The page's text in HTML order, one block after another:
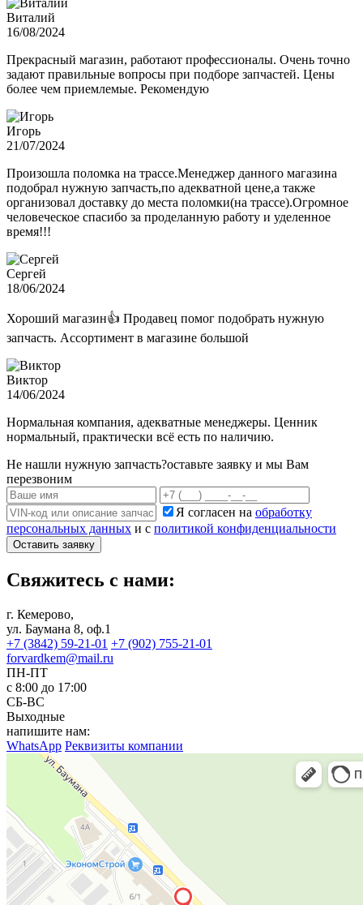
Виталий
16/08/2024
Прекрасный магазин, работают профессионалы. Очень точно
задают правильные вопросы при подборе запчастей. Цены
более чем приемлемые. Рекомендую
Игорь
21/07/2024
Произошла поломка на трассе.Менеджер данного магазина
подобрал нужную запчасть,по адекватной цене,а также
организовал доставку до места поломки(на трассе).Огромное
человеческое спасибо за проделанную работу и уделенное
время!!!
Сергей
18/06/2024
Хороший магазин👍 Продавец помог подобрать нужную
запчасть. Ассортимент в магазине большой
Виктор
14/06/2024
Нормальная компания, адекватные менеджеры. Ценник
нормальный, практически всё есть по наличию.
Не нашли нужную запчасть?оставьте заявку и мы Вам
перезвоним
Я согласен на обработку
персональных данных и с политикой конфиденциальности
Оставить заявку
Свяжитесь с нами:
г. Кемерово,
ул. Баумана 8, оф.1
+7 (3842) 59-21-01 +7 (902) 755-21-01
forvardkem@mail.ru
ПН-ПТ
с 8:00 до 17:00
СБ-ВС
Выходные
напишите нам:
WhatsApp Реквизиты компании